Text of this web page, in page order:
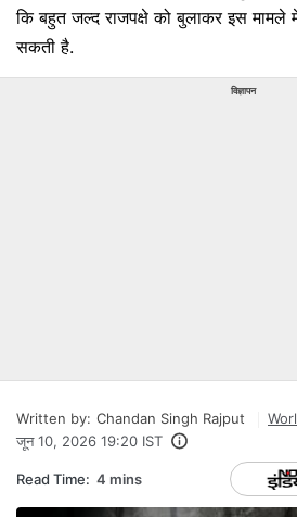
कि बहुत जल्द राजपक्षे को बुलाकर इस मामले
सकती है.
विज्ञापन
Written by: Chandan Singh Rajput
जून 10, 2026 19:20 IST
Read Time: 4 mins